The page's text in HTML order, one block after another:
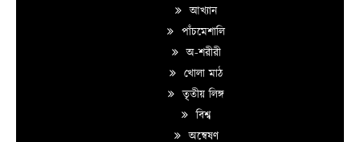
আখ্যান
পাঁচমেশালি
অ-শরীরী
খোলা মাঠ
তৃতীয় লিঙ্গ
বিশ্ব
অন্বেষণ